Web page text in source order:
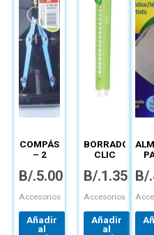
COMPÁS
– 2
B/.5.00
Accesorios
Añadir
al
BORRADOR
CLIC
CUADRADO
KE
B/.1.35
Accesorios
Añadir
al
B/.